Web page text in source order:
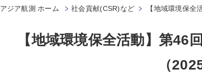
アジア航測 ホーム 社会貢献(CSR)など 【地域環境保全
【地域環境保全活動】第46
（